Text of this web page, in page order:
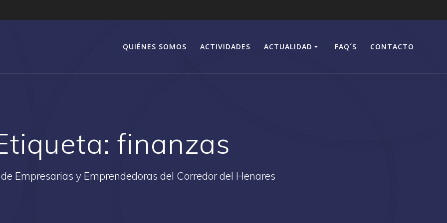
QUIÉNES SOMOS ACTIVIDADES ACTUALIDAD FAQ´S CONTACTO
finanzas
Empresarias y Emprendedoras del Corredor del Henares